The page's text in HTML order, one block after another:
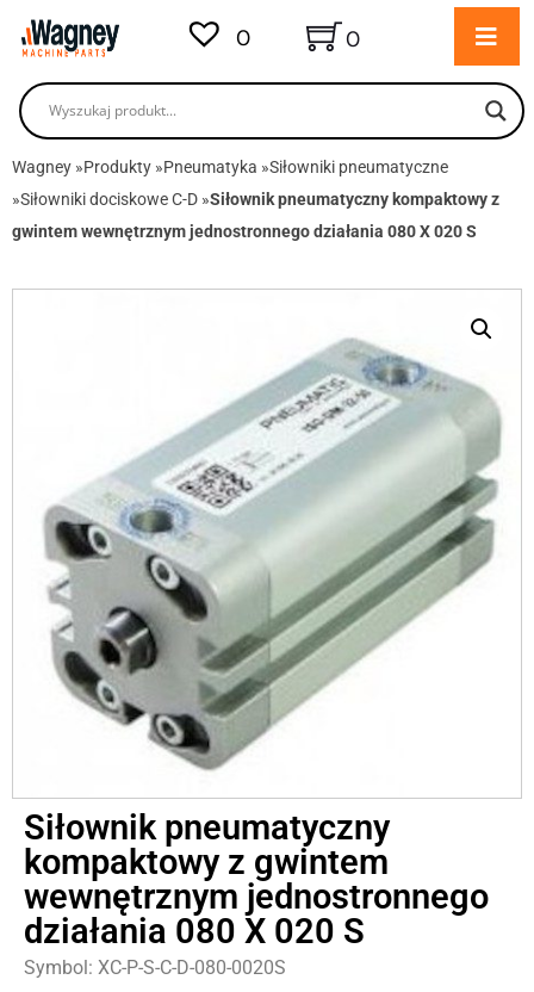
0 0
Wagney »Produkty »Pneumatyka »Siłowniki pneumatyczne
»Siłowniki dociskowe C-D »Siłownik pneumatyczny kompaktowy z
gwintem wewnętrznym jednostronnego działania 080 X 020 S
Siłownik pneumatyczny
kompaktowy z gwintem
wewnętrznym jednostronnego
działania 080 X 020 S
Symbol: XC-P-S-C-D-080-0020S